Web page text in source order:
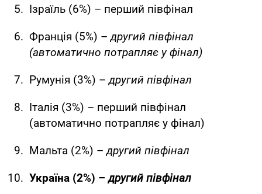
Ізраїль (6%) – перший півфінал
Франція (5%) –другий півфінал
(автоматично потрапляє у фінал)
Румунія (3%) –другий півфінал
Італія (3%) – перший півфінал
(автоматично потрапляє у фінал)
Мальта (2%) –другий півфінал
Україна (2%) –другий півфінал